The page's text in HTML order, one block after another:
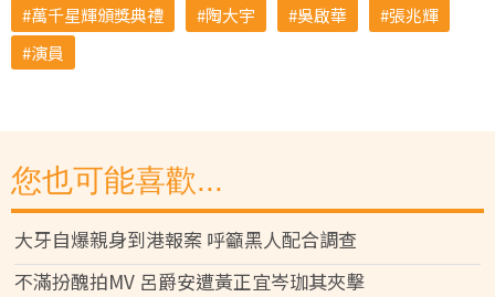
萬千星輝頒獎典禮
陶大宇 吳啟華
張兆輝
演員
您也可能喜歡...
大牙自爆親身到港報案 呼籲黑人配合調查
不滿扮醜拍MV 呂爵安遭黃正宜岑珈其夾擊